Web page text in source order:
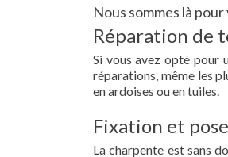
Nous sommes là
Réparation de
Si vous avez opté pour
réparations, même les
en ardoises ou en tuiles.
Fixation et
La charpente est sans